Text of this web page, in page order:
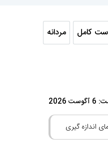
ست کامل
ست کامل مردانه
مردانه
اندازه گیری